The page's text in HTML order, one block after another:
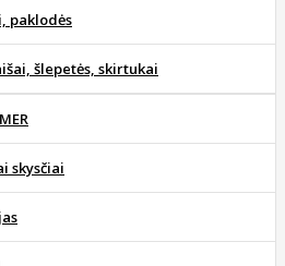
paklodės
šlepetės, skirtukai
skysčiai